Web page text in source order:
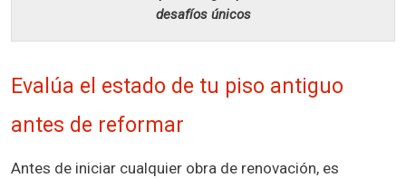
desafíos únicos
Evalúa el estado de tu piso antiguo
antes de reformar
Antes de iniciar cualquier obra de renovación, es